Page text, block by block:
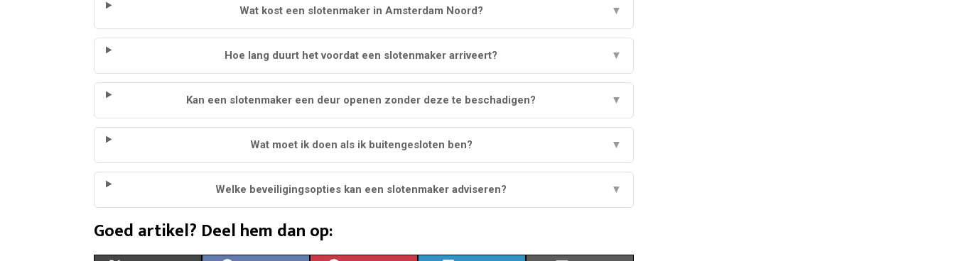
Wat kost een slotenmaker in Amsterdam Noord? ▼
Hoe lang duurt het voordat een slotenmaker arriveert? ▼
Kan een slotenmaker een deur openen zonder deze te beschadigen? ▼
Wat moet ik doen als ik buitengesloten ben? ▼
Welke beveiligingsopties kan een slotenmaker adviseren? ▼
Goed artikel? Deel hem dan op: